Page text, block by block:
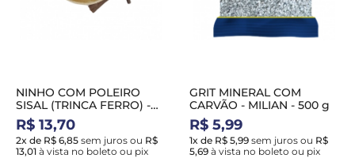
NINHO COM POLEIRO
SISAL (TRINCA FERRO) -
HADASSA NH40
R$ 13,70
2x de R$ 6,85 sem juros ou R$
13,01 à vista no boleto ou pix
GRIT MINERAL COM
CARVÃO - MILIAN - 500 g
R$ 5,99
1x de R$ 5,99 sem juros ou R$
5,69 à vista no boleto ou pix